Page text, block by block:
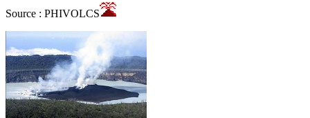
Source : PHIVOLCS